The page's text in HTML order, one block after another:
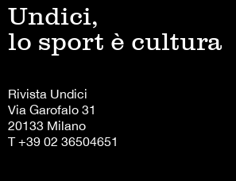
Undici,
lo sport è cultura
Rivista Undici
Via Garofalo 31
20133 Milano
T +39 02 36504651